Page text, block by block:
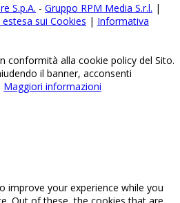
S.p.A. - Gruppo RPM Media S.r.l. |
sui Cookies | Informativa
conformità alla cookie policy del Sito.
il banner, acconsenti
Maggiori informazioni
improve your experience while you